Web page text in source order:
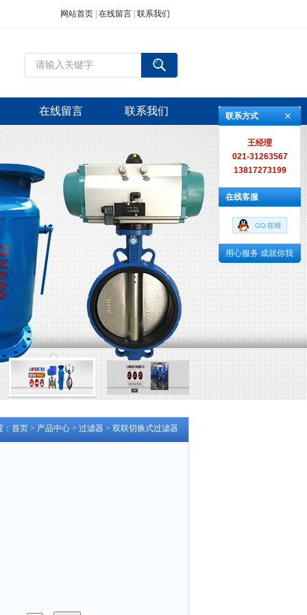
网站首页 在线留言 联系我们
在线留言 联系我们
首页 > 产品中心 > 过滤器 > 双联切换式过滤器
联系方式
王经理
021-31263567
13817273199
在线客服
用心服务 成就你我